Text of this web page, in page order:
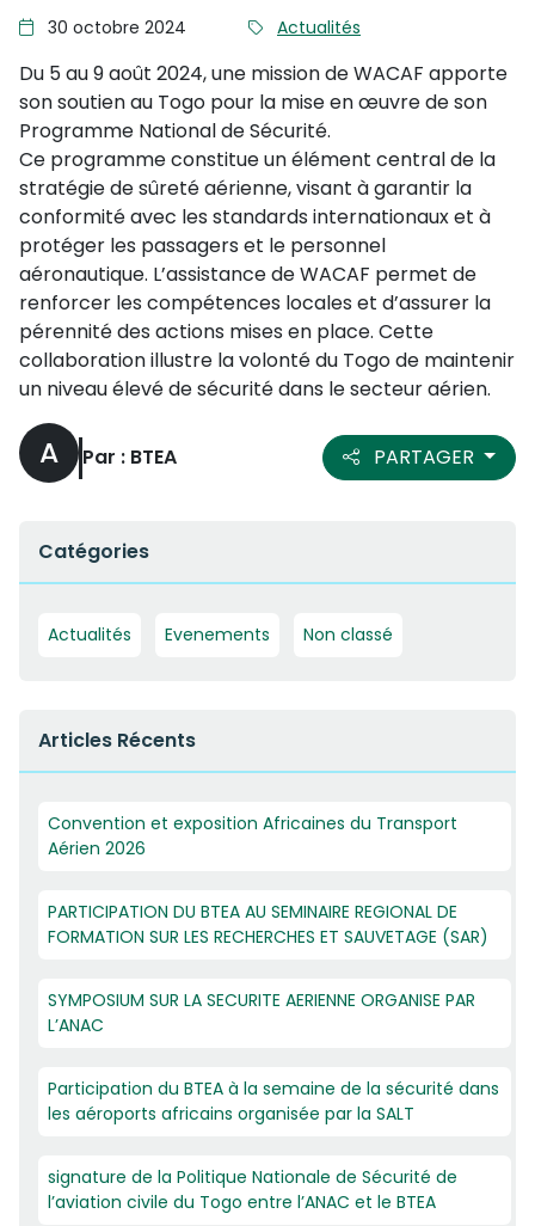
30 octobre 2024 Actualités
Du 5 au 9 août 2024, une mission de WACAF apporte
son soutien au Togo pour la mise en œuvre de son
Programme National de Sécurité.
Ce programme constitue un élément central de la
stratégie de sûreté aérienne, visant à garantir la
conformité avec les standards internationaux et à
protéger les passagers et le personnel
aéronautique. L’assistance de WACAF permet de
renforcer les compétences locales et d’assurer la
pérennité des actions mises en place. Cette
collaboration illustre la volonté du Togo de maintenir
un niveau élevé de sécurité dans le secteur aérien.
A Par : BTEA PARTAGER
Catégories
Actualités Evenements Non classé
Articles Récents
Convention et exposition Africaines du Transport
Aérien 2026
PARTICIPATION DU BTEA AU SEMINAIRE REGIONAL DE
FORMATION SUR LES RECHERCHES ET SAUVETAGE (SAR)
SYMPOSIUM SUR LA SECURITE AERIENNE ORGANISE PAR
L’ANAC
Participation du BTEA à la semaine de la sécurité dans
les aéroports africains organisée par la SALT
signature de la Politique Nationale de Sécurité de
l’aviation civile du Togo entre l’ANAC et le BTEA